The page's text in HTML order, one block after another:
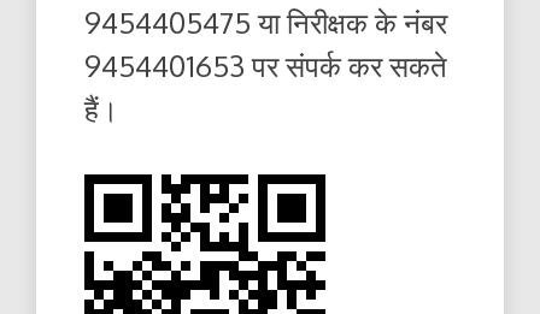
9454405475 या निरीक्षक के नंबर
9454401653 पर संपर्क कर सकते
हैं।